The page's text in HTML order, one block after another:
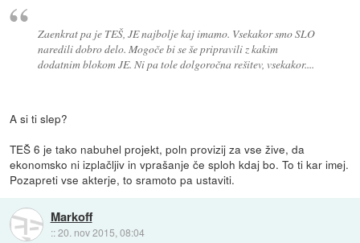
Zaenkrat pa je TEŠ, JE najbolje kaj imamo. Vsekakor smo SLO
naredili dobro delo. Mogoče bi se še pripravili z kakim
dodatnim blokom JE. Ni pa tole dolgoročna rešitev, vsekakor....
A si ti slep?
TEŠ 6 je tako nabuhel projekt, poln provizij za vse žive, da
ekonomsko ni izplačljiv in vprašanje če sploh kdaj bo. To ti kar imej.
Pozapreti vse akterje, to sramoto pa ustaviti.
Markoff
::20. nov 2015, 08:04